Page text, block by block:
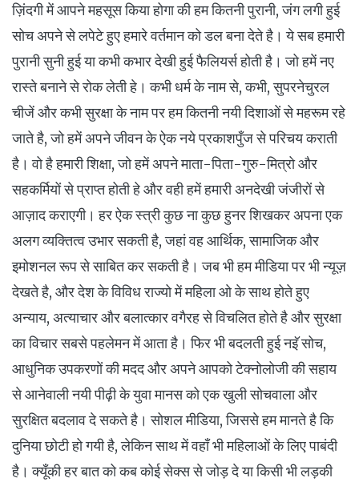
ज़िंदगी में आपने महसूस किया होगा की हम कितनी पुरानी, जंग लगी हुई
सोच अपने से लपेटे हुए हमारे वर्तमान को डल बना देते है। ये सब हमारी
पुरानी सुनी हुई या कभी कभार देखी हुई फैलियर्स होती है। जो हमें नए
रास्ते बनाने से रोक लेती हे। कभी धर्म के नाम से, कभी, सुपरनेचुरल
चीजें और कभी सुरक्षा के नाम पर हम कितनी नयी दिशाओं से महरूम रहे
जाते है, जो हमें अपने जीवन के ऐक नये प्रकाशपुँज से परिचय कराती
है। वो है हमारी शिक्षा, जो हमें अपने माता-पिता-गुरु-मित्रो और
सहकर्मियों से प्राप्त होती हे और वही हमें हमारी अनदेखी जंजीरों से
आज़ाद कराएगी। हर ऐक स्त्री कुछ ना कुछ हुनर शिखकर अपना एक
अलग व्यक्तित्व उभार सकती है, जहां वह आर्थिक, सामाजिक और
इमोशनल रूप से साबित कर सकती है। जब भी हम मीडिया पर भी न्यूज़
देखते है, और देश के विविध राज्यो में महिला ओ के साथ होते हुए
अन्याय, अत्याचार और बलात्कार वगैरह से विचलित होते है और सुरक्षा
का विचार सबसे पहलेमन में आता है। फिर भी बदलती हुई नइॅ सोच,
आधुनिक उपकरणों की मदद और अपने आपको टेक्नोलोजी की सहाय
से आनेवाली नयी पीढ़ी के युवा मानस को एक खुली सोचवाला और
सुरक्षित बदलाव दे सकते है। सोशल मीडिया, जिससे हम मानते है कि
दुनिया छोटी हो गयी है, लेकिन साथ में वहाँ भी महिलाओं के लिए पाबंदी
है। क्यूँकी हर बात को कब कोई सेक्स से जोड़ दे या किसी भी लड़की